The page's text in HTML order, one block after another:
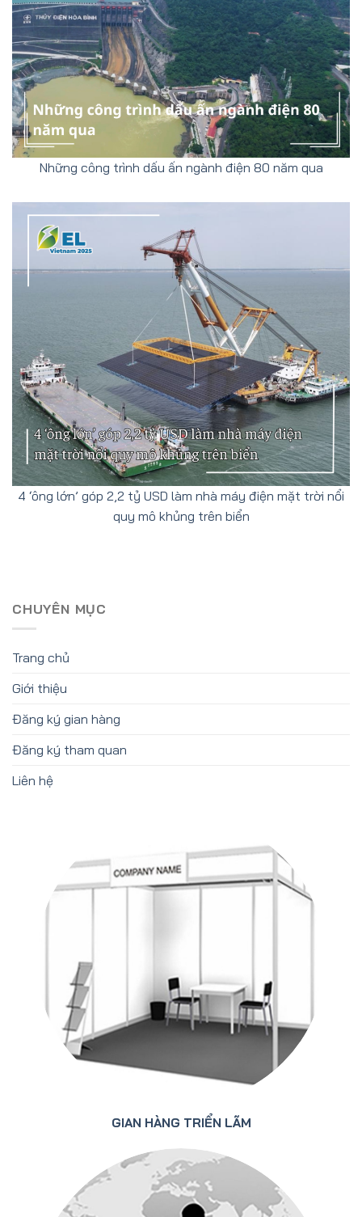
Những công trình dấu ấn ngành điện 80 năm qua
4 ‘ông lớn’ góp 2,2 tỷ USD làm nhà máy điện mặt trời nổi
quy mô khủng trên biển
CHUYÊN MỤC
Trang chủ
Giới thiệu
Đăng ký gian hàng
Đăng ký tham quan
Liên hệ
GIAN HÀNG TRIỂN LÃM